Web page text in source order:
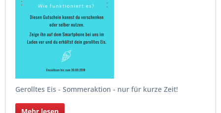
Gerolltes Eis - Sommeraktion - nur für kurze Zeit!